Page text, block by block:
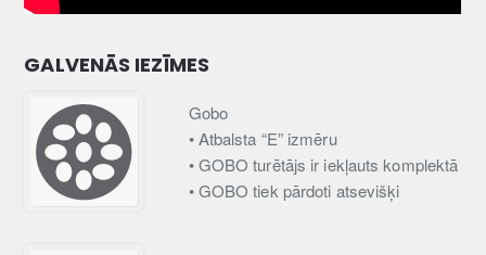
GALVENĀS IEZĪMES
Gobo
• Atbalsta “E” izmēru
• GOBO turētājs ir iekļauts komplektā
• GOBO tiek pārdoti atsevišķi